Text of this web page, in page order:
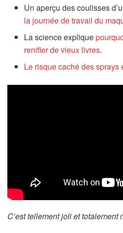
Un aperçu des coulisses
la journée de travail du
La science explique
renifler de vieux livres.
Le risque caché des sprays
C’est tellement joli et totalement